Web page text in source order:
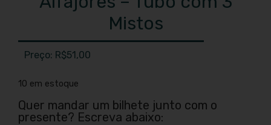
Mistos
R$51,00
10 em estoque
Quer mandar um bilhete junto com o
presente? Escreva abaixo: